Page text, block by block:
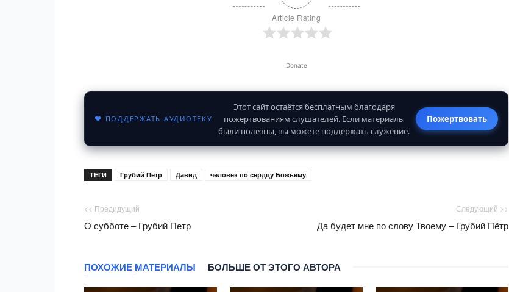
Article Rating
Donate
♥ ПОДДЕРЖАТЬ АУДИОТЕКУ
Этот сайт остаётся бесплатным благодаря
пожертвованиям слушателей. Если материалы
были полезны, вы можете поддержать служение.
Пожертвовать
ТЕГИ Грубий Пётр Давид человек по сердцу Божьему
<< Предидущий
О субботе – Грубий Петр
Следующий >>
Да будет мне по слову Твоему – Грубий Пётр
ПОХОЖИЕ МАТЕРИАЛЫ БОЛЬШЕ ОТ ЭТОГО АВТОРА